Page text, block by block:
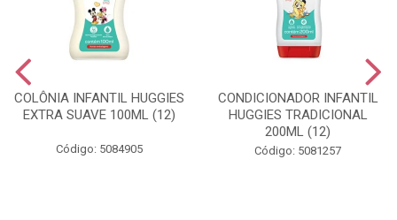
COLÔNIA INFANTIL HUGGIES
EXTRA SUAVE 100ML (12)
Código: 5084905
CONDICIONADOR INFANTIL
HUGGIES TRADICIONAL
200ML (12)
Código: 5081257